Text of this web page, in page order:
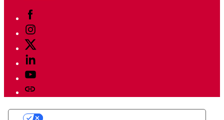
Facebook
Instagram
Twitter
Linkedin
Youtube
Telegram
Le tue preferenze relative alla privacy